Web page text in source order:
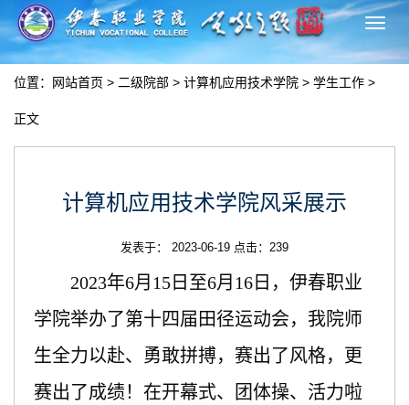
切
换
导
位置： 网站首页 > 二级院部 > 计算机应用技术学院 > 学生工作 >
正文
计算机应用技术学院风采展示
发表于： 2023-06-19 点击： 239
2023年6月15日至6月16日，伊春职业
学院举办了第十四届田径运动会，我院师
生全力以赴、勇敢拼搏，赛出了风格，更
赛出了成绩！在开幕式、团体操、活力啦